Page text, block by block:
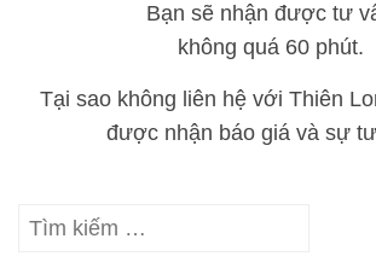
Bạn sẽ nhận được tư vấn
không quá 60 phút.
Tại sao không liên hệ với Thiên
được nhận báo giá và sự
Tìm